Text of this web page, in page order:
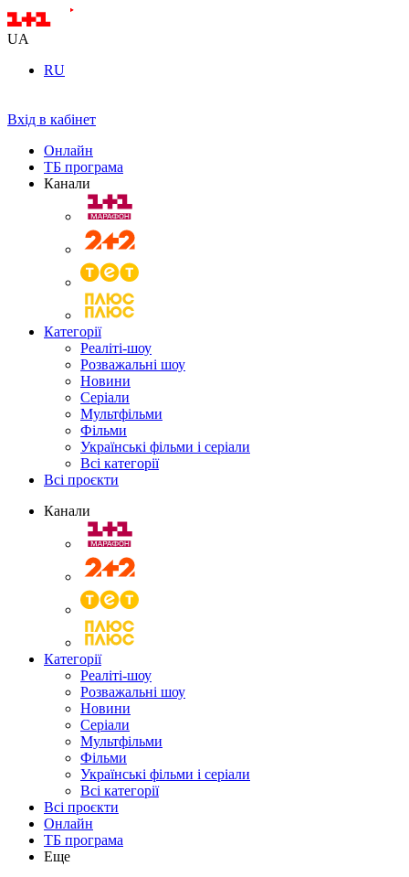
UA
RU
Вхід в кабінет
Онлайн
ТБ програма
Канали
Категорії
Реаліті-шоу
Розважальні шоу
Новини
Серіали
Мультфільми
Фільми
Українські фільми і серіали
Всі категорії
Всі проєкти
Канали
Категорії
Реаліті-шоу
Розважальні шоу
Новини
Серіали
Мультфільми
Фільми
Українські фільми і серіали
Всі категорії
Всі проєкти
Онлайн
ТБ програма
Еще